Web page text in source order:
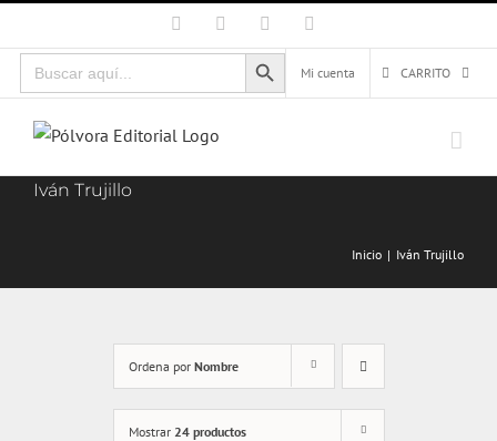
al
contenido
Facebook Instagram
Buscar:
Botón de búsqueda
Mi cuenta
CARRITO
Iván Trujillo
Inicio Iván Trujillo
Ordena por Nombre
Mostrar 24 productos